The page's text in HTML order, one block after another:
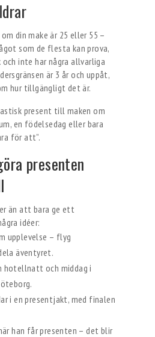
din make är 25 eller 55 –
som de flesta kan prova,
och inte har några allvarliga
är 3 år och uppåt,
hur tillgängligt det är.
present till maken om
en födelsedag eller bara
för att”.
presenten
än att bara ge ett
idéer:
upplevelse – flyg
äventyret.
hotellnatt och middag i
i en presentjakt, med finalen
han får presenten – det blir